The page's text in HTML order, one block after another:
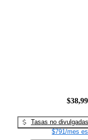
Tasas no divulgadas
$791/mes